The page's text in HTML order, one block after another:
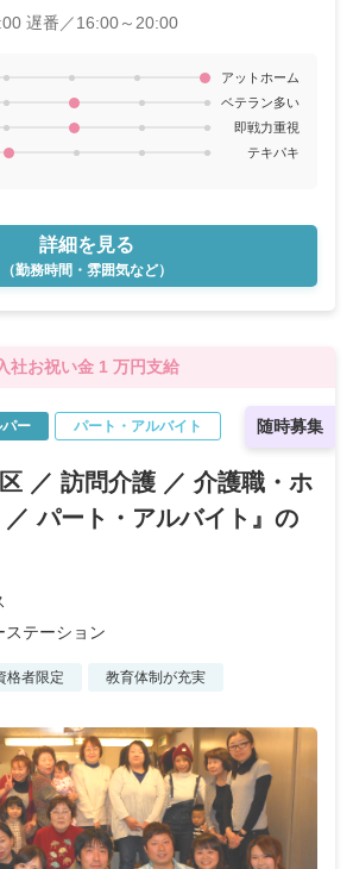
遅番／16:00～20:00
アットホーム
ベテラン多い
即戦力重視
テキパキ
詳細を見る
（勤務時間・雰囲気など）
社お祝い金 1 万円支給
随時募集
ー パート・アルバイト
区 ／ 訪問介護 ／ 介護職・ホ
パート・アルバイト』の
ステーション
格者限定 教育体制が充実